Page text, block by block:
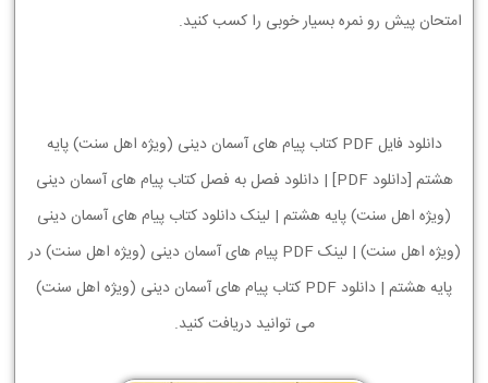
امتحان پیش رو نمره بسیار خوبی را کسب کنید.
دانلود فایل PDF کتاب پیام های آسمان دینی (ویژه اهل سنت) پایه
هشتم [دانلود PDF] | دانلود فصل به فصل کتاب پیام های آسمان دینی
(ویژه اهل سنت) پایه هشتم | لینک دانلود کتاب پیام های آسمان دینی
(ویژه اهل سنت) | لینک PDF پیام های آسمان دینی (ویژه اهل سنت) در
پایه هشتم | دانلود PDF کتاب پیام های آسمان دینی (ویژه اهل سنت)
می توانید دریافت کنید.